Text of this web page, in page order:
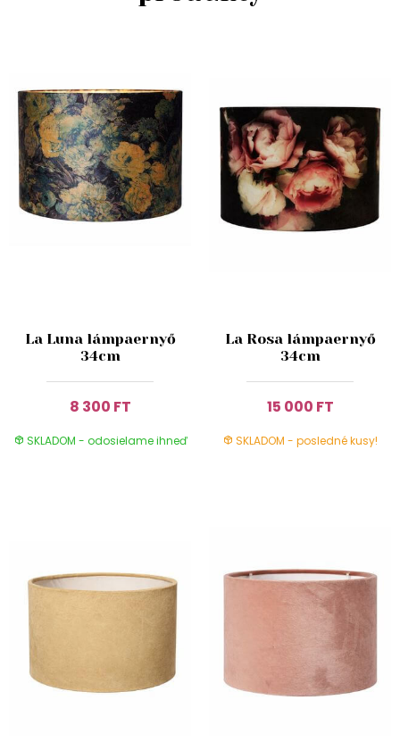
La Luna lámpaernyő
34cm
8 300 FT
SKLADOM - odosielame ihneď
La Rosa lámpaernyő
34cm
15 000 FT
SKLADOM - posledné kusy!